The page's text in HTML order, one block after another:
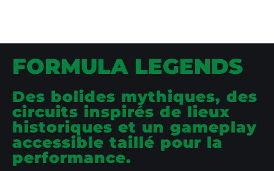
FORMULA LEGENDS
Des bolides mythiques, des
circuits inspirés de lieux
historiques et un gameplay
accessible taillé pour la
performance.